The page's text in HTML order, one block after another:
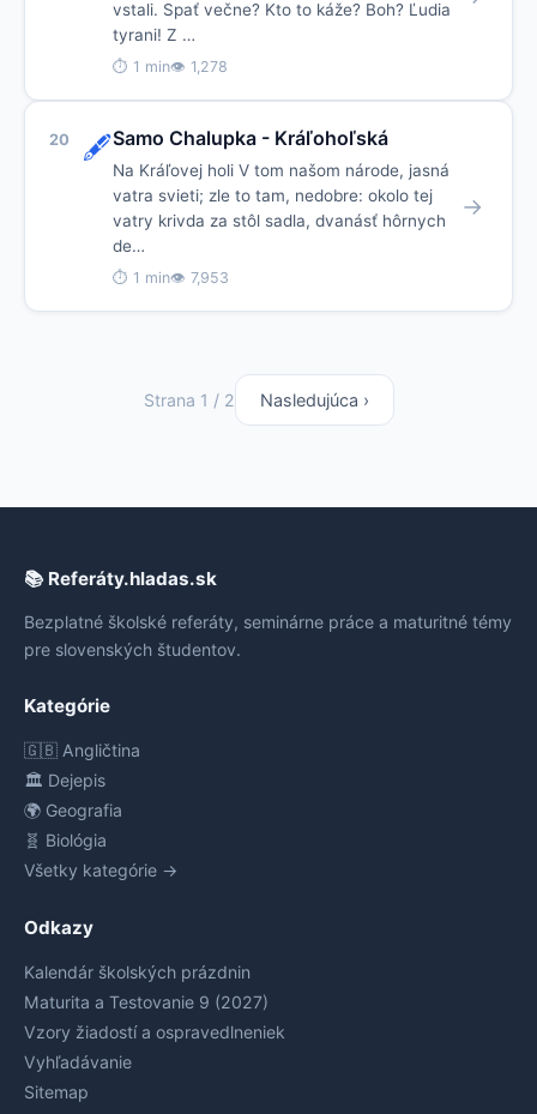
vstali. Spať večne? Kto to káže? Boh? Ľudia
tyrani! Z …
⏱ 1 min👁 1,278
20 🖋️Samo Chalupka - Kráľohoľská
Na Kráľovej holi V tom našom národe, jasná
vatra svieti; zle to tam, nedobre: okolo tej
vatry krivda za stôl sadla, dvanásť hôrnych
de…
⏱ 1 min👁 7,953
→
Strana 1 / 2 Nasledujúca ›
📚 Referáty.hladas.sk
Bezplatné školské referáty, seminárne práce a maturitné témy
pre slovenských študentov.
Kategórie
🇬🇧 Angličtina
🏛️ Dejepis
🌍 Geografia
🧬 Biológia
Všetky kategórie →
Odkazy
Kalendár školských prázdnin
Maturita a Testovanie 9 (2027)
Vzory žiadostí a ospravedlneniek
Vyhľadávanie
Sitemap